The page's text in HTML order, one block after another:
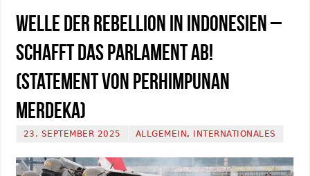
Welle der Rebellion in Indonesien –
Schafft das Parlament ab!
(Statement von Perhimpunan
Merdeka)
23. SEPTEMBER 2025 ALLGEMEIN, INTERNATIONALES